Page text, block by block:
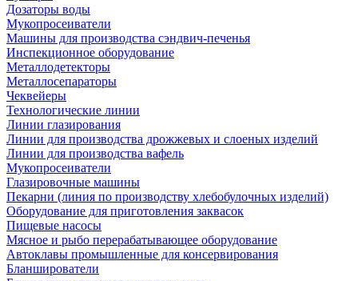
Дозаторы воды
Мукопросеиватели
Машины для производства сэндвич-печенья
Инспекционное оборудование
Металлодетекторы
Металлосепараторы
Чеквейеры
Технологические линии
Линии глазирования
Линии для производства дрожжевых и слоеных изделий
Линии для производства вафель
Мукопросеиватели
Глазировочные машины
Пекарни (линия по производству хлебобулочных изделий)
Оборудование для приготовления заквасок
Пищевые насосы
Мясное и рыбо перерабатывающее оборудование
Автоклавы промышленные для консервирования
Бланширователи